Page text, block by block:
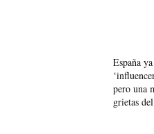
España
pero una
grietas